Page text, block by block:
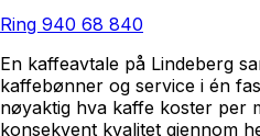
Ring 940 68 840
En kaffeavtale på Lindeberg
kaffebønner og service i én
nøyaktig hva kaffe koster per
konsekvent kvalitet gjennom